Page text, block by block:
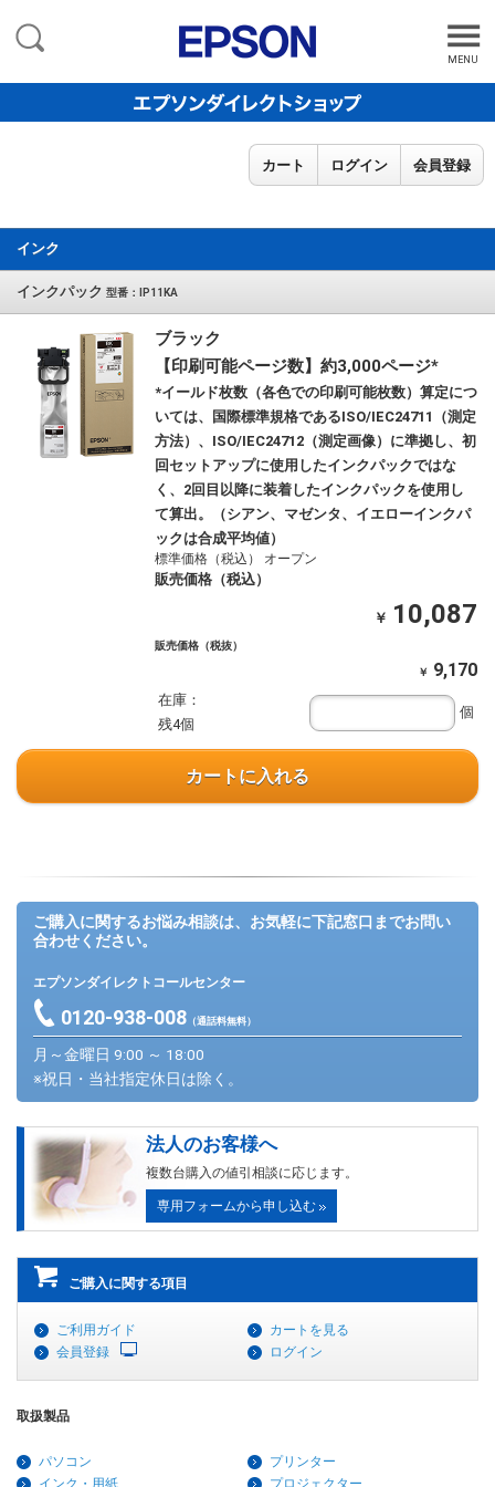
MENU
カート ログイン 会員登録
インク
インクパック 型番：IP11KA
ブラック
【印刷可能ページ数】約3,000ページ*
*イールド枚数（各色での印刷可能枚数）算定につ
いては、国際標準規格であるISO/IEC24711（測定
方法）、ISO/IEC24712（測定画像）に準拠し、初
回セットアップに使用したインクパックではな
く、2回目以降に装着したインクパックを使用し
て算出。（シアン、マゼンタ、イエローインクパ
ックは合成平均値）
標準価格（税込） オープン
販売価格（税込）
￥ 10,087
販売価格（税抜）
￥ 9,170
在庫：
残4個
個
カートに入れる
ご購入に関するお悩み相談は、お気軽に下記窓口までお問い
合わせください。
エプソンダイレクトコールセンター
0120-938-008（通話料無料）
月～金曜日 9:00 ～ 18:00
※祝日・当社指定休日は除く。
法人のお客様へ
複数台購入の値引相談に応じます。
専用フォームから申し込む
ご購入に関する項目
ご利用ガイド
カートを見る
会員登録
ログイン
取扱製品
パソコン
プリンター
インク・用紙
プロジェクター